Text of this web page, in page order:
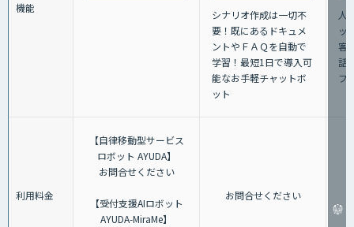
機能
シナリオ作成は一切不
要！既にあるドキュメ
ントやＦＡＱを自動で
学習！最短1日で導入可
能なお手軽チャットボ
ット
人
ッ
客
話
フ
利用料金
【自律移動型サービス
ロボット AYUDA】
お問合せください
【受付支援AIロボット
AYUDA-MiraMe】
お問合せください